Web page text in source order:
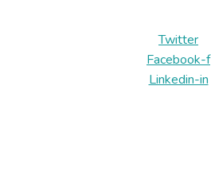
Twitter
Facebook-f
Linkedin-in